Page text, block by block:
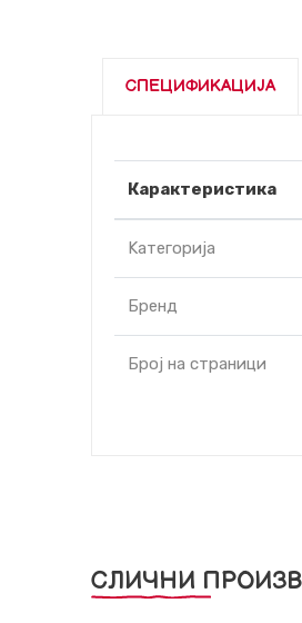
СПЕЦИФИКАЦИЈА
Карактеристика
Kатегорија
Бренд
Број на страници
СЛИЧНИ